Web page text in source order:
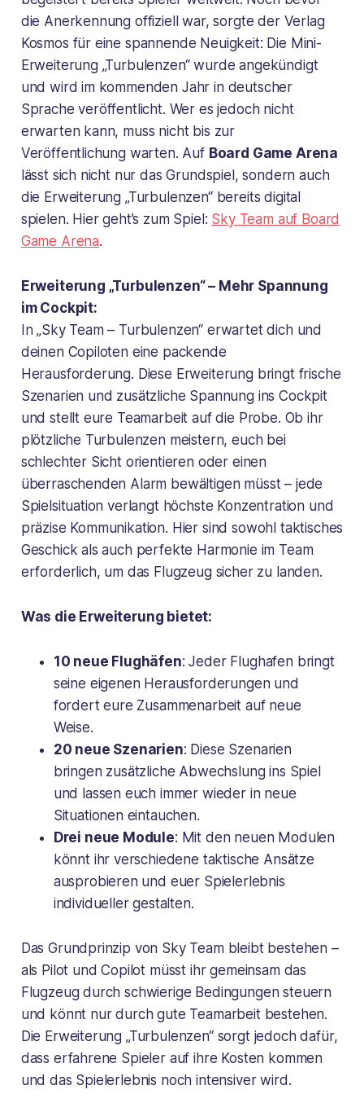
die Anerkennung offiziell war, sorgte der Verlag
Kosmos für eine spannende Neuigkeit: Die Mini-
Erweiterung „Turbulenzen“ wurde angekündigt
und wird im kommenden Jahr in deutscher
Sprache veröffentlicht. Wer es jedoch nicht
erwarten kann, muss nicht bis zur
Veröffentlichung warten. Auf Board Game Arena
lässt sich nicht nur das Grundspiel, sondern auch
die Erweiterung „Turbulenzen“ bereits digital
spielen. Hier geht’s zum Spiel: Sky Team auf Board
Game Arena.
Erweiterung „Turbulenzen“ – Mehr Spannung
im Cockpit:
In „Sky Team – Turbulenzen“ erwartet dich und
deinen Copiloten eine packende
Herausforderung. Diese Erweiterung bringt frische
Szenarien und zusätzliche Spannung ins Cockpit
und stellt eure Teamarbeit auf die Probe. Ob ihr
plötzliche Turbulenzen meistern, euch bei
schlechter Sicht orientieren oder einen
überraschenden Alarm bewältigen müsst – jede
Spielsituation verlangt höchste Konzentration und
präzise Kommunikation. Hier sind sowohl taktisches
Geschick als auch perfekte Harmonie im Team
erforderlich, um das Flugzeug sicher zu landen.
Was die Erweiterung bietet:
10 neue Flughäfen: Jeder Flughafen bringt
seine eigenen Herausforderungen und
fordert eure Zusammenarbeit auf neue
Weise.
20 neue Szenarien: Diese Szenarien
bringen zusätzliche Abwechslung ins Spiel
und lassen euch immer wieder in neue
Situationen eintauchen.
Drei neue Module: Mit den neuen Modulen
könnt ihr verschiedene taktische Ansätze
ausprobieren und euer Spielerlebnis
individueller gestalten.
Das Grundprinzip von Sky Team bleibt bestehen –
als Pilot und Copilot müsst ihr gemeinsam das
Flugzeug durch schwierige Bedingungen steuern
und könnt nur durch gute Teamarbeit bestehen.
Die Erweiterung „Turbulenzen“ sorgt jedoch dafür,
dass erfahrene Spieler auf ihre Kosten kommen
und das Spielerlebnis noch intensiver wird.